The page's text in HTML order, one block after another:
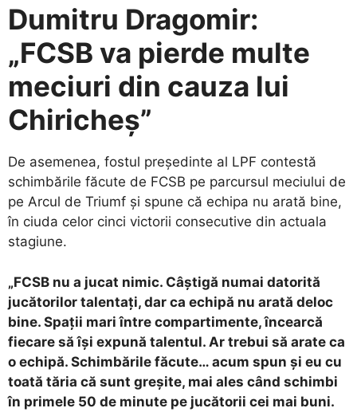
Dumitru Dragomir:
„FCSB va pierde multe
meciuri din cauza lui
Chiricheș”
De asemenea, fostul președinte al LPF contestă
schimbările făcute de FCSB pe parcursul meciului de
pe Arcul de Triumf și spune că echipa nu arată bine,
în ciuda celor cinci victorii consecutive din actuala
stagiune.
„FCSB nu a jucat nimic. Câștigă numai datorită
jucătorilor talentați, dar ca echipă nu arată deloc
bine. Spații mari între compartimente, încearcă
fiecare să își expună talentul. Ar trebui să arate ca
o echipă. Schimbările făcute… acum spun și eu cu
toată tăria că sunt greșite, mai ales când schimbi
în primele 50 de minute pe jucătorii cei mai buni.